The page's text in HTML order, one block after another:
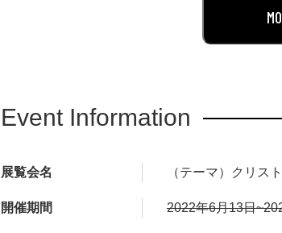
21_21 DESIGN SIGHTでは、2022年6月13日よ
のなかにあってもなお状況を切り拓き、喜びを
Event Information
展覧会名 （テーマ）クリス
開催期間 2022年6月13日